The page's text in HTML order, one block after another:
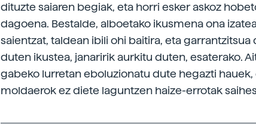
dituzte saiaren begiak, eta horri esker askoz
dagoena. Bestalde, alboetako ikusmena ona
saientzat, taldean ibili ohi baitira, eta
duten ikustea, janaririk aurkitu duten, esaterako.
gabeko lurretan eboluzionatu dute hegazti
moldaerok ez diete laguntzen haize-errotak